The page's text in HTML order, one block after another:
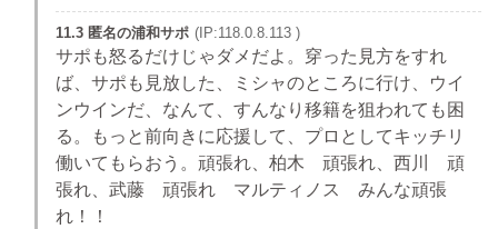
11.3 匿名の浦和サポ (IP:118.0.8.113 )
サポも怒るだけじゃダメだよ。穿った見方をすれ
ば、サポも見放した、ミシャのところに行け、ウイ
ンウインだ、なんて、すんなり移籍を狙われても困
る。もっと前向きに応援して、プロとしてキッチリ
働いてもらおう。頑張れ、柏木 頑張れ、西川 頑
張れ、武藤 頑張れ マルティノス みんな頑張
れ！！